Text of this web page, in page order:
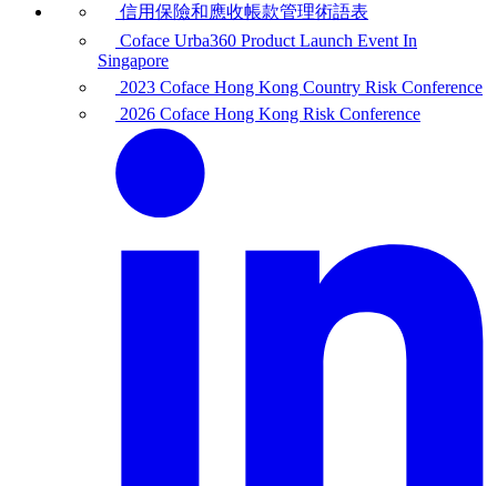
信用保險和應收帳款管理術語表
Coface Urba360 Product Launch Event In
Singapore
2023 Coface Hong Kong Country Risk Conference
2026 Coface Hong Kong Risk Conference